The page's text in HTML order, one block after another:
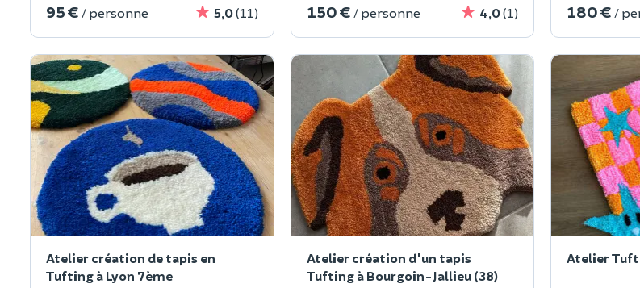
95 € / personne 5,0(11) 150 € / personne 4,0(1) 180 € /
Atelier création de tapis en
Tufting à Lyon 7ème
Atelier création d'un tapis
Tufting à Bourgoin-Jallieu (38)
Atelier